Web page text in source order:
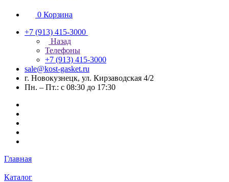
0 Корзина
+7 (913) 415-3000
Назад
Телефоны
+7 (913) 415-3000
sale@kost-gasket.ru
г. Новокузнецк, ул. Кирзаводская 4/2
Пн. – Пт.: с 08:30 до 17:30
Главная
Каталог